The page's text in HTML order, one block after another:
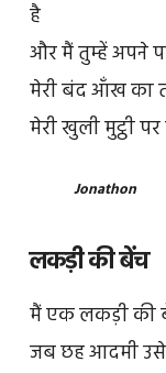
है
और मैं तुम्हें अपने
मेरी बंद आँख का
मेरी खुली मुट्ठी
Jonathon
लकड़ी की बेंच
मैं एक लकड़ी की
जब छह आदमी